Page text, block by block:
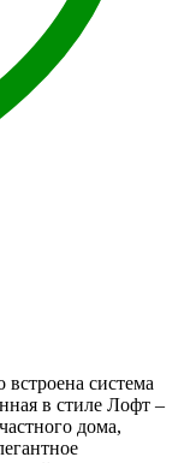
система
в стиле Лофт –
дома,